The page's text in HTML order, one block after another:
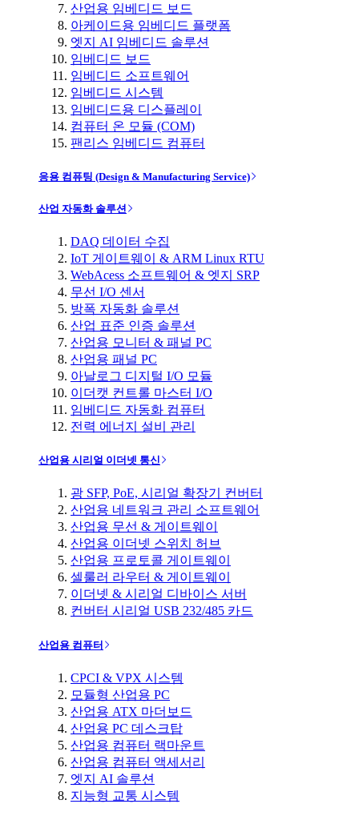
산업용 임베디드 보드
아케이드용 임베디드 플랫폼
엣지 AI 임베디드 솔루션
임베디드 보드
임베디드 소프트웨어
임베디드 시스템
임베디드용 디스플레이
컴퓨터 온 모듈 (COM)
팬리스 임베디드 컴퓨터
응용 컴퓨팅 (Design & Manufacturing Service)
산업 자동화 솔루션
DAQ 데이터 수집
IoT 게이트웨이 & ARM Linux RTU
WebAcess 소프트웨어 & 엣지 SRP
무선 I/O 센서
방폭 자동화 솔루션
산업 표준 인증 솔루션
산업용 모니터 & 패널 PC
산업용 패널 PC
아날로그 디지털 I/O 모듈
이더캣 컨트롤 마스터 I/O
임베디드 자동화 컴퓨터
전력 에너지 설비 관리
산업용 시리얼 이더넷 통신
광 SFP, PoE, 시리얼 확장기 컨버터
산업용 네트워크 관리 소프트웨어
산업용 무선 & 게이트웨이
산업용 이더넷 스위치 허브
산업용 프로토콜 게이트웨이
셀룰러 라우터 & 게이트웨이
이더넷 & 시리얼 디바이스 서버
컨버터 시리얼 USB 232/485 카드
산업용 컴퓨터
CPCI & VPX 시스템
모듈형 산업용 PC
산업용 ATX 마더보드
산업용 PC 데스크탑
산업용 컴퓨터 랙마운트
산업용 컴퓨터 액세서리
엣지 AI 솔루션
지능형 교통 시스템